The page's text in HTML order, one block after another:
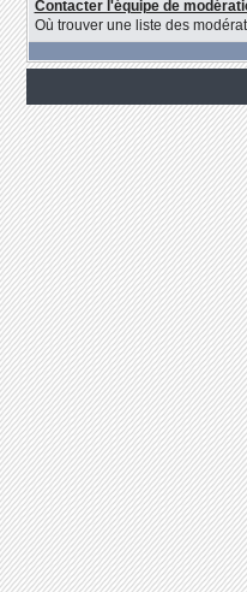
Contacter l'équipe de
Où trouver une liste des